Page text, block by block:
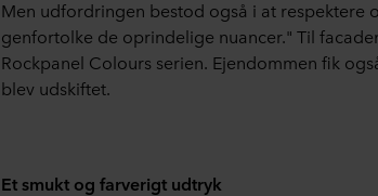
Men udfordringen bestod også i at
genfortolke de oprindelige nuancer." Til
Rockpanel Colours serien. Ejendommen fik
blev udskiftet.
Et smukt og farverigt udtryk